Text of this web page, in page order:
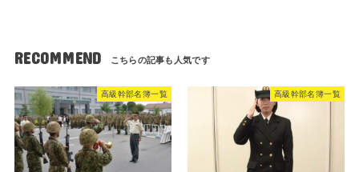
RECOMMEND
高級幹部名簿一覧 高級幹部名簿一覧